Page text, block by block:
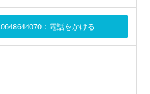
0648644070：電話をかける